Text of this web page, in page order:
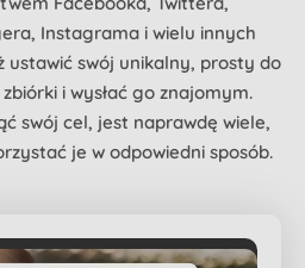
Instagrama i wielu innych
ustawić swój unikalny, prosty do
i wysłać go znajomym.
swój cel, jest naprawdę wiele,
je w odpowiedni sposób.